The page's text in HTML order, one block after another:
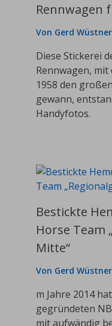
Rennwagen
Von Gerd Wüstner
Diese Stickerei
Rennwagen,
1958 den
gewann,
Handyfotos.
Bestickte
Horse Team
Mitte“
Von Gerd Wüstner
m Jahre 2014
gegründeten
mit aufwändig